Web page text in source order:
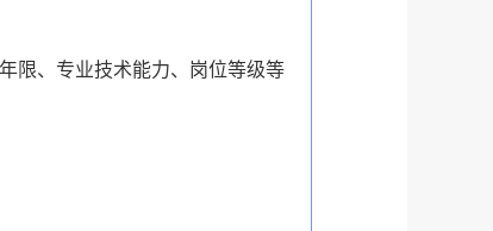
限、专业技术能力、岗位等级等